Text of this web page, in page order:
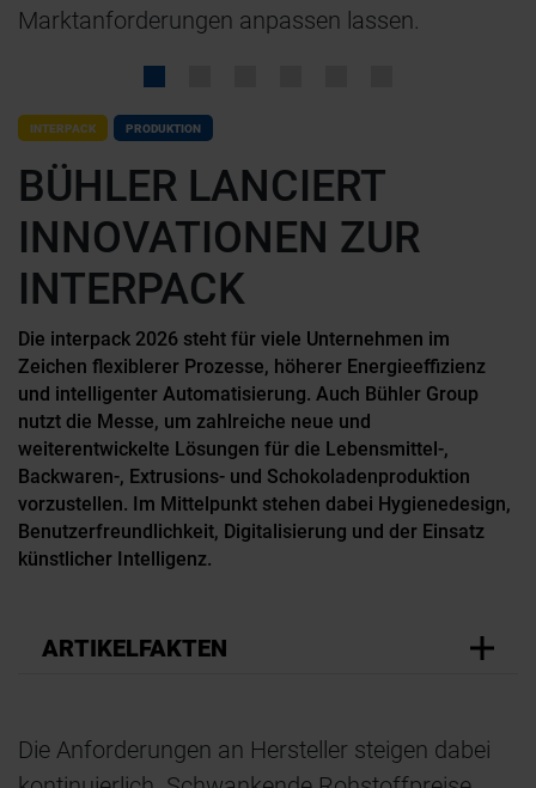
Marktanforderungen anpassen lassen.
INTERPACK PRODUKTION
BÜHLER LANCIERT
INNOVATIONEN ZUR
INTERPACK
Die interpack 2026 steht für viele Unternehmen im
Zeichen flexiblerer Prozesse, höherer Energieeffizienz
und intelligenter Automatisierung. Auch Bühler Group
nutzt die Messe, um zahlreiche neue und
weiterentwickelte Lösungen für die Lebensmittel-,
Backwaren-, Extrusions- und Schokoladenproduktion
vorzustellen. Im Mittelpunkt stehen dabei Hygienedesign,
Benutzerfreundlichkeit, Digitalisierung und der Einsatz
künstlicher Intelligenz.
ARTIKELFAKTEN
Die Anforderungen an Hersteller steigen dabei